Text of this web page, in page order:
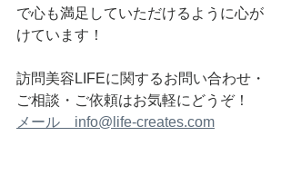
で心も満足していただけるように心が
けています！
訪問美容LIFEに関するお問い合わせ・
ご相談・ご依頼はお気軽にどうぞ！
メール　info@life-creates.com